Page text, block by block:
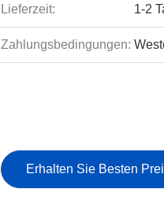
Lieferzeit: 1-2
Zahlungsbedingungen:
Erhalten Sie Besten